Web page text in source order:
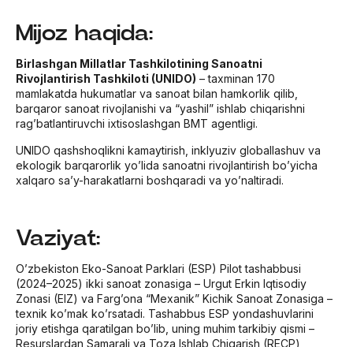
Mijoz haqida:
Birlashgan Millatlar Tashkilotining Sanoatni
Rivojlantirish Tashkiloti (UNIDO) – taxminan 170
mamlakatda hukumatlar va sanoat bilan hamkorlik qilib,
barqaror sanoat rivojlanishi va “yashil” ishlab chiqarishni
rag’batlantiruvchi ixtisoslashgan BMT agentligi.
UNIDO qashshoqlikni kamaytirish, inklyuziv globallashuv va
ekologik barqarorlik yo’lida sanoatni rivojlantirish bo’yicha
xalqaro sa’y-harakatlarni boshqaradi va yo’naltiradi.
Vaziyat:
O’zbekiston Eko-Sanoat Parklari (ESP) Pilot tashabbusi
(2024–2025) ikki sanoat zonasiga – Urgut Erkin Iqtisodiy
Zonasi (EIZ) va Farg’ona “Mexanik” Kichik Sanoat Zonasiga –
texnik ko’mak ko’rsatadi. Tashabbus ESP yondashuvlarini
joriy etishga qaratilgan bo’lib, uning muhim tarkibiy qismi –
Resurslardan Samarali va Toza Ishlab Chiqarish (RECP)